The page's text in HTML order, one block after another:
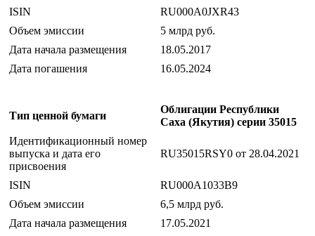
ISIN
RU000A0JXR43
Объем эмиссии
5 млрд руб.
Дата начала размещения
18.05.2017
Дата погашения
16.05.2024
Тип ценной бумаги
Облигации Республики
Саха (Якутия) серии 35015
Идентификационный номер
выпуска и дата его
присвоения
RU35015RSY0 от 28.04.2021
ISIN
RU000A1033B9
Объем эмиссии
6,5 млрд руб.
Дата начала размещения
17.05.2021